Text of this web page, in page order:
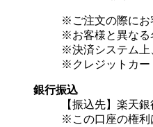
※ご注文の際にお
※お客様と異なる
※決済システム上
※クレジットカー
銀行振込
【振込先】楽天
※この口座の権利